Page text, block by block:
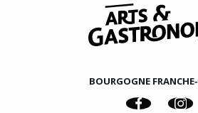
BOURGOGNE